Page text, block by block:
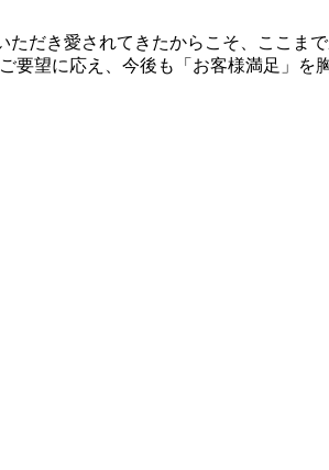
ただき愛されてきたからこそ、ここ
要望に応え、今後も「お客様満足」を